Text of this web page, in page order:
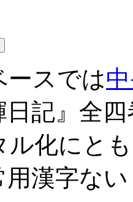
スでは
日記』全
ル化にと
用漢字な